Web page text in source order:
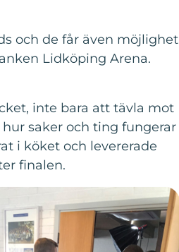
och de får även möjlighet
Lidköping Arena.
inte bara att tävla mot
saker och ting fungerar
i köket och levererade
finalen.